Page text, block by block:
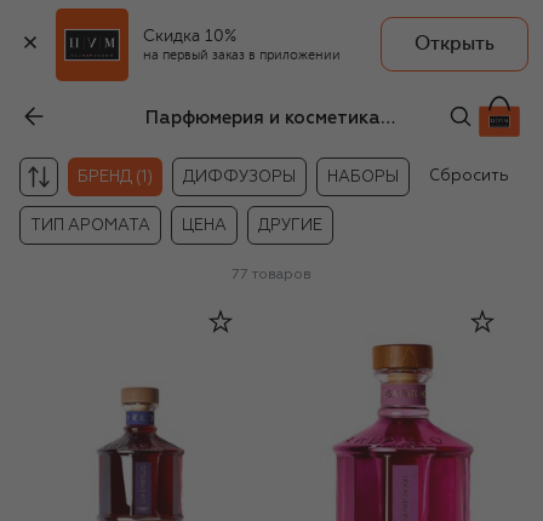
Скидка 10%
на первый заказ в приложении
Открыть
Парфюмерия и косметика для дома Erbario Toscano
БРЕНД (1) ДИФФУЗОРЫ НАБОРЫ Сбросить
ТИП АРОМАТА ЦЕНА ДРУГИЕ
77 товаров